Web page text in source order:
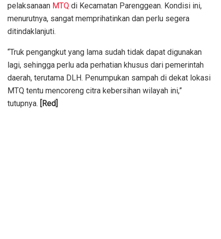
pelaksanaan MTQ di Kecamatan Parenggean. Kondisi ini,
menurutnya, sangat memprihatinkan dan perlu segera
ditindaklanjuti.
“Truk pengangkut yang lama sudah tidak dapat digunakan
lagi, sehingga perlu ada perhatian khusus dari pemerintah
daerah, terutama DLH. Penumpukan sampah di dekat lokasi
MTQ tentu mencoreng citra kebersihan wilayah ini,”
tutupnya. [Red]